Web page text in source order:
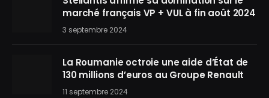
marché français VP + VUL à fin août 2024
3 septembre 2024
La Roumanie octroie une aide d’État de
130 millions d’euros au Groupe Renault
11 septembre 2024